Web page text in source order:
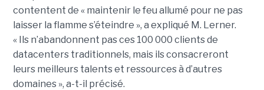
contentent de « maintenir le feu allumé pour ne pas
laisser la flamme s’éteindre », a expliqué M. Lerner.
« Ils n’abandonnent pas ces 100 000 clients de
datacenters traditionnels, mais ils consacreront
leurs meilleurs talents et ressources à d’autres
domaines », a-t-il précisé.